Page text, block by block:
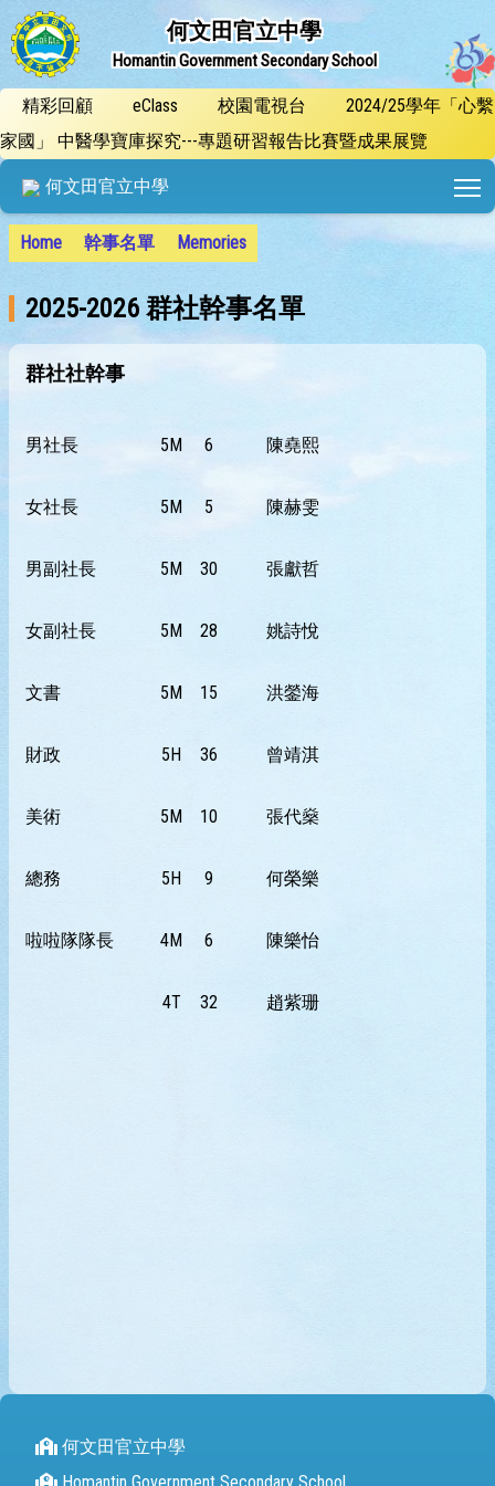
何文田官立中學
Homantin Government Secondary School
精彩回顧 eClass 校園電視台
2024/25學年「心繫
家國」 中醫學寶庫探究---專題研習報告比賽暨成果展覽
何文田官立中學
Home 幹事名單 Memories
2025-2026 群社幹事名單
群社社幹事
男社長 5M 6 陳堯熙
女社長 5M 5 陳赫雯
男副社長 5M 30 張獻哲
女副社長 5M 28 姚詩悅
文書 5M 15 洪鎣海
財政 5H 36 曾靖淇
美術 5M 10 張代燊
總務 5H 9 何榮樂
啦啦隊隊長 4M 6 陳樂怡
4T 32 趙紫珊
何文田官立中學